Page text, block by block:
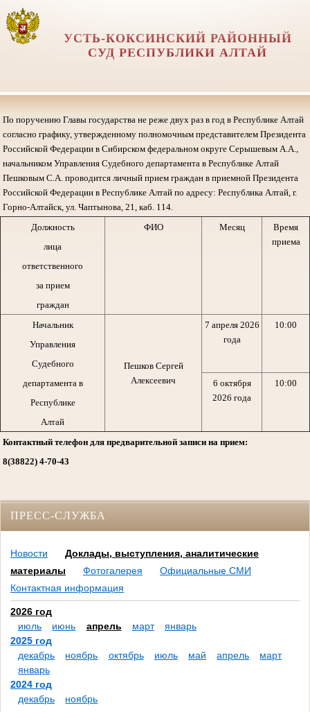
УСТЬ-КОКСИНСКИЙ РАЙОННЫЙ
СУД РЕСПУБЛИКИ АЛТАЙ
По поручению Главы государства не реже двух раз в год в Республике Алтай
согласно графику, утвержденному полномочным представителем Президента
Российской Федерации в Сибирском федеральном округе Серышевым А.А.,
начальником Управления Судебного департамента в Республике Алтай
Пешковым С.А. проводится личный прием граждан в приемной Президента
Российской Федерации в Республике Алтай по адресу: Республика Алтай, г.
Горно-Алтайск, ул. Чаптынова, 21, каб. 114.
Должность
лица
ответственного
за прием
граждан
ФИО Месяц
Время
приема
Начальник
Управления
Судебного
департамента в
Республике
Алтай
Пешков Сергей
Алексеевич
7 апреля 2026
года
10:00
6 октября
2026 года
10:00
Контактный телефон для предварительной записи на прием:
8(38822) 4-70-43
ПРЕСС-СЛУЖБА
Новости
Доклады, выступления, аналитические
материалы
Фотогалерея
Официальные СМИ
Контактная информация
2026 год
июль
июнь апрель март
январь
2025 год
декабрь
ноябрь октябрь июль май апрель
март
январь
2024 год
декабрь
ноябрь